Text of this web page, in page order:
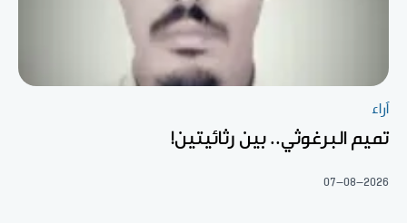
آراء
تميم البرغوثي.. بين رثائيتين!
07-08-2026